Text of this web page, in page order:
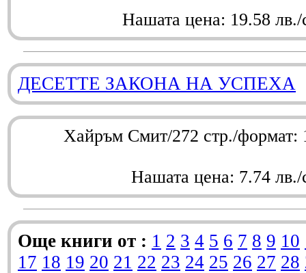
Нашата цена: 19.58 лв./
ДЕСЕТТЕ ЗАКОНА НА УСПЕХА
Хайръм Смит/272 стр./
Нашата цена: 7.74 лв./
Още книги от : 1 2 3 4 5 6 7 8 9 10
17 18 19 20 21 22 23 24 25 26 27 28